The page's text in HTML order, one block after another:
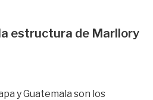
estructura de Marllory
y Guatemala son los